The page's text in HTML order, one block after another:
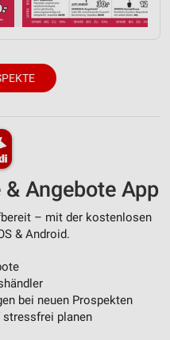
Angebote App
– mit der kostenlosen
& Android.
bei neuen Prospekten
planen
oder
Angebote